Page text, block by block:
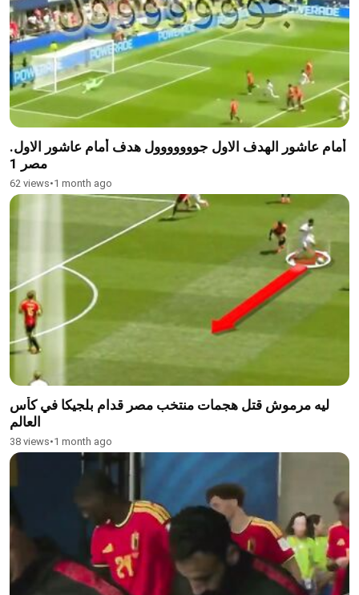
أمام عاشور الهدف الاول جووووووول هدف أمام عاشور الاول.
مصر 1
62 views•1 month ago
ليه مرموش قتل هجمات منتخب مصر قدام بلجيكا في كأس
العالم
38 views•1 month ago